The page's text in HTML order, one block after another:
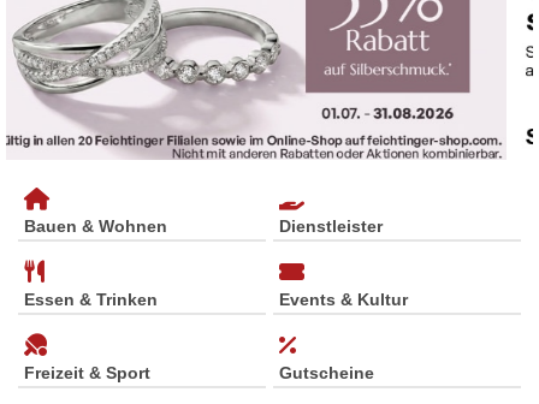
Bauen & Wohnen Dienstleister
Essen & Trinken Events & Kultur
Freizeit & Sport Gutscheine